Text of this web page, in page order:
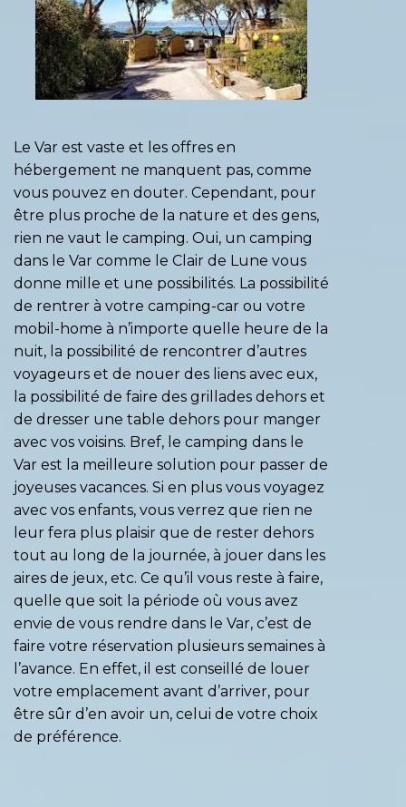
Le Var est vaste et les offres en
hébergement ne manquent pas, comme
vous pouvez en douter. Cependant, pour
être plus proche de la nature et des gens,
rien ne vaut le camping. Oui, un camping
dans le Var comme le Clair de Lune vous
donne mille et une possibilités. La possibilité
de rentrer à votre camping-car ou votre
mobil-home à n’importe quelle heure de la
nuit, la possibilité de rencontrer d’autres
voyageurs et de nouer des liens avec eux,
la possibilité de faire des grillades dehors et
de dresser une table dehors pour manger
avec vos voisins. Bref, le camping dans le
Var est la meilleure solution pour passer de
joyeuses vacances. Si en plus vous voyagez
avec vos enfants, vous verrez que rien ne
leur fera plus plaisir que de rester dehors
tout au long de la journée, à jouer dans les
aires de jeux, etc. Ce qu’il vous reste à faire,
quelle que soit la période où vous avez
envie de vous rendre dans le Var, c’est de
faire votre réservation plusieurs semaines à
l’avance. En effet, il est conseillé de louer
votre emplacement avant d’arriver, pour
être sûr d’en avoir un, celui de votre choix
de préférence.